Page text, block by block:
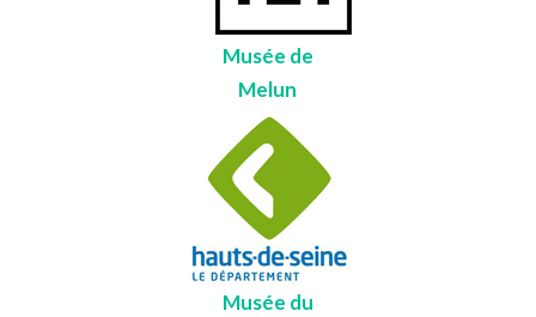
Musée de
Melun
Musée du